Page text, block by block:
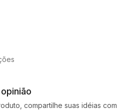
compartilhe suas idéias com